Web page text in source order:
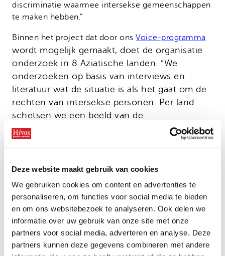
Deze website maakt gebruik van cookies
We gebruiken cookies om content en advertenties te
personaliseren, om functies voor social media te bieden
en om ons websitebezoek te analyseren. Ook delen we
informatie over uw gebruik van onze site met onze
partners voor social media, adverteren en analyse. Deze
partners kunnen deze gegevens combineren met andere
discriminatie waarmee intersekse gemeenschappen
te maken hebben.”
Binnen het project dat door ons Voice-programma
wordt mogelijk gemaakt, doet de organisatie
onderzoek in 8 Aziatische landen. “We
onderzoeken op basis van interviews en
literatuur wat de situatie is als het gaat om de
rechten van intersekse personen. Per land
schetsen we een beeld van de
interseksebeweging en analyseren we de
problemen. Wat is bijvoorbeeld de impact van
aanbevelingen om de situatie te verbeteren en
de problemen aan te pakken.”
Meer impact
Met onderzoeksrapporten wil Intersex Asia activisten
ondersteunen bij het pleiten voor hun rechten. En
zo wetgevers, beleidsmakers en de maatschappij